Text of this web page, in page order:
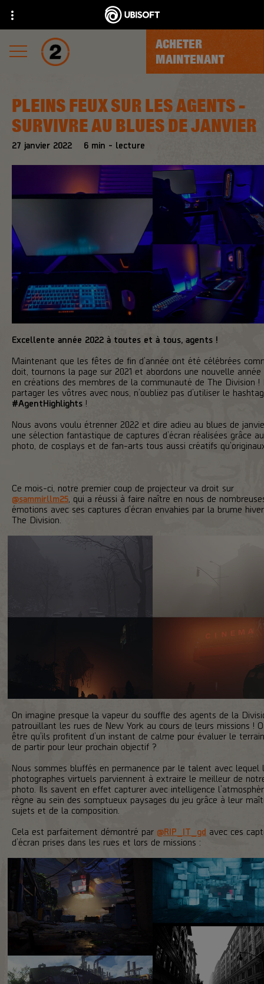
ACHETER
MAINTENANT
27 janvier 2022 6 min - lecture
PLEINS FEUX SUR LES AGENTS -
SURVIVRE AU BLUES DE JANVIER
Excellente année 2022 à toutes et à tous, agents !
Maintenant que les fêtes de fin d’année ont été célébrées
doit, tournons la page sur 2021 et abordons une nouvelle année
en créations des membres de la communauté de The Division !
partager les vôtres avec nous, n’oubliez pas d’utiliser le hashtag
#AgentHighlights !
Nous avons voulu étrenner 2022 et dire adieu au blues de
une sélection fantastique de captures d’écran réalisées grâce
photo, de cosplays et de fan-arts tous aussi créatifs
Ce mois-ci, notre premier coup de projecteur va droit sur
@sammirllm25 , qui a réussi à faire naître en nous de
émotions avec ses captures d’écran envahies par la brume
The Division.
On imagine presque la vapeur du souffle des agents de la
patrouillant les rues de New York au cours de leurs missions !
être qu’ils profitent d’un instant de calme pour évaluer le
de partir pour leur prochain objectif ?
Nous sommes bluffés en permanence par le talent avec lequel
photographes virtuels parviennent à extraire le meilleur de
photo. Ils savent en effet capturer avec intelligence
règne au sein des somptueux paysages du jeu grâce à leur
sujets et de la composition.
Cela est parfaitement démontré par @RIP_IT_gd avec ces
d’écran prises dans les rues et lors de missions :